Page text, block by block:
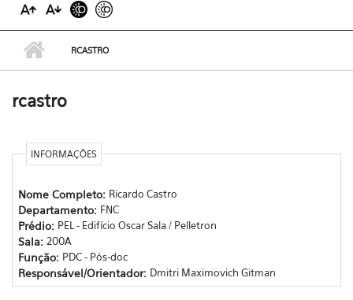
RCASTRO
rcastro
INFORMAÇÕES
Nome Completo: Ricardo Castro
Departamento: FNC
Prédio: PEL - Edifício Oscar Sala / Pelletron
Sala: 200A
Função: PDC - Pós-doc
Responsável/Orientador: Dmitri Maximovich Gitman